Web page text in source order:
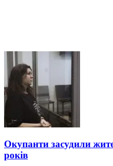
Окупанти засудили
років